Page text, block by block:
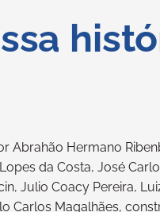
Abrahão Hermano
da Costa, José
Julio Coacy Pereira,
Carlos Magalhães,